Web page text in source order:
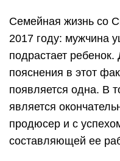
Семейная жизнь со
2017 году: мужчина
подрастает
пояснения в этот
появляется одна. В
является
продюсер и с
составляющей ее